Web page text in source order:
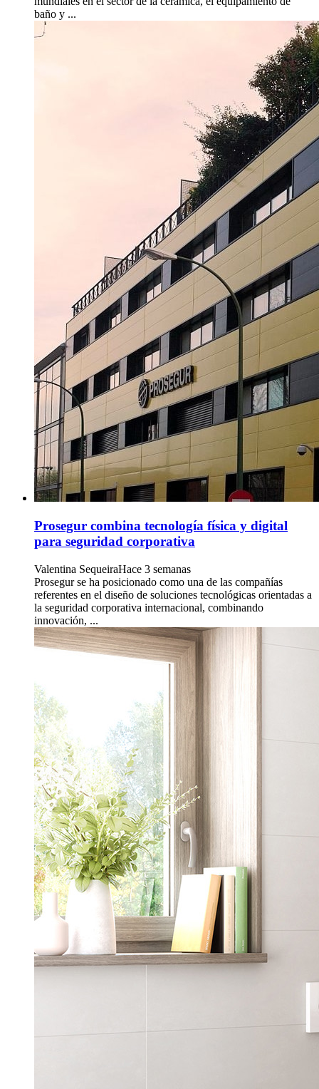
baño y ...
Prosegur combina tecnología física y digital
para seguridad corporativa
Valentina SequeiraHace 3 semanas
Prosegur se ha posicionado como una de las compañías
referentes en el diseño de soluciones tecnológicas orientadas a
la seguridad corporativa internacional, combinando
innovación, ...